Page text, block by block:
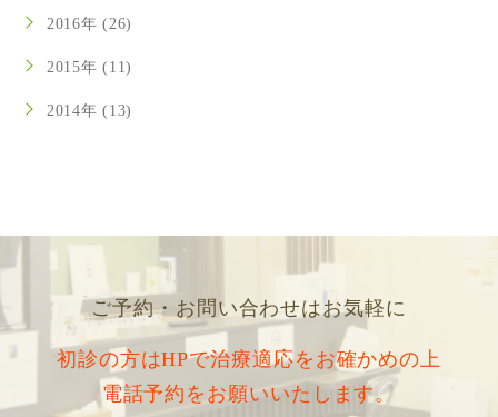
2016年 (26)
2015年 (11)
2014年 (13)
ご予約・お問い合わせはお気軽に
初診の方はHPで治療適応をお確かめの上
電話予約をお願いいたします。